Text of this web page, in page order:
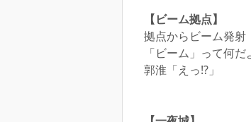
【ビーム拠点】
拠点からビーム発射
「ビーム」って何
郭淮「えっ⁉」